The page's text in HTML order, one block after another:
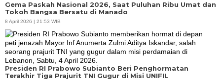
Gema Paskah Nasional 2026, Saat Puluhan Ribu Umat dan
Tokoh Bangsa Bersatu di Manado
8 April 2026 | 21:53 WIB
Presiden RI Prabowo Subianto Beri Penghormatan
Terakhir Tiga Prajurit TNI Gugur di Misi UNIFIL